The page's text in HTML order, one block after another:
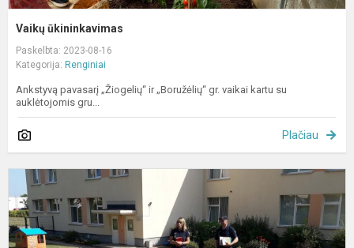
Vaikų ūkininkavimas
Paskelbta: 2023-08-16
Kategorija: Renginiai
Ankstyvą pavasarį „Žiogelių“ ir „Boružėlių“ gr. vaikai kartu su
auklėtojomis gru...
Plačiau